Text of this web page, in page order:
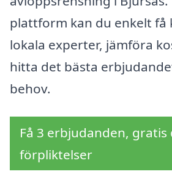
plattform kan du enkelt få
lokala experter, jämföra
hitta det bästa
behov.
Få 3 erbjudanden, gratis
förpliktelser